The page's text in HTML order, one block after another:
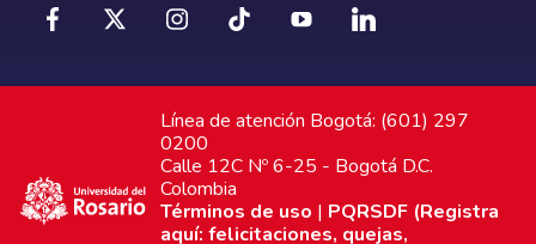
Línea de atención Bogotá: (601) 297
0200
Calle 12C Nº 6-25 - Bogotá D.C.
Colombia
Términos de uso | PQRSDF (Registra
aquí: felicitaciones, quejas,